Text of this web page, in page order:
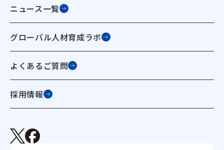
ニュース一覧
グローバル人材育成ラボ
よくあるご質問
採用情報